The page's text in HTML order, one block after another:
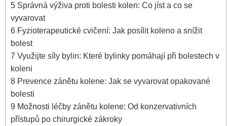
5 Správná výživa⁣ proti bolesti kolen: Co jíst a co se
vyvarovat
6 Fyzioterapeutické cvičení: Jak posílit koleno⁢ a snížit
bolest
7 Využijte síly bylin: Které bylinky pomáhají při bolestech‍ v
koleni
8 Prevence⁣ zánětu kolene: Jak se vyvarovat opakované‍
bolesti
9 Možnosti léčby zánětu kolene: Od konzervativních
přístupů po chirurgické zákroky